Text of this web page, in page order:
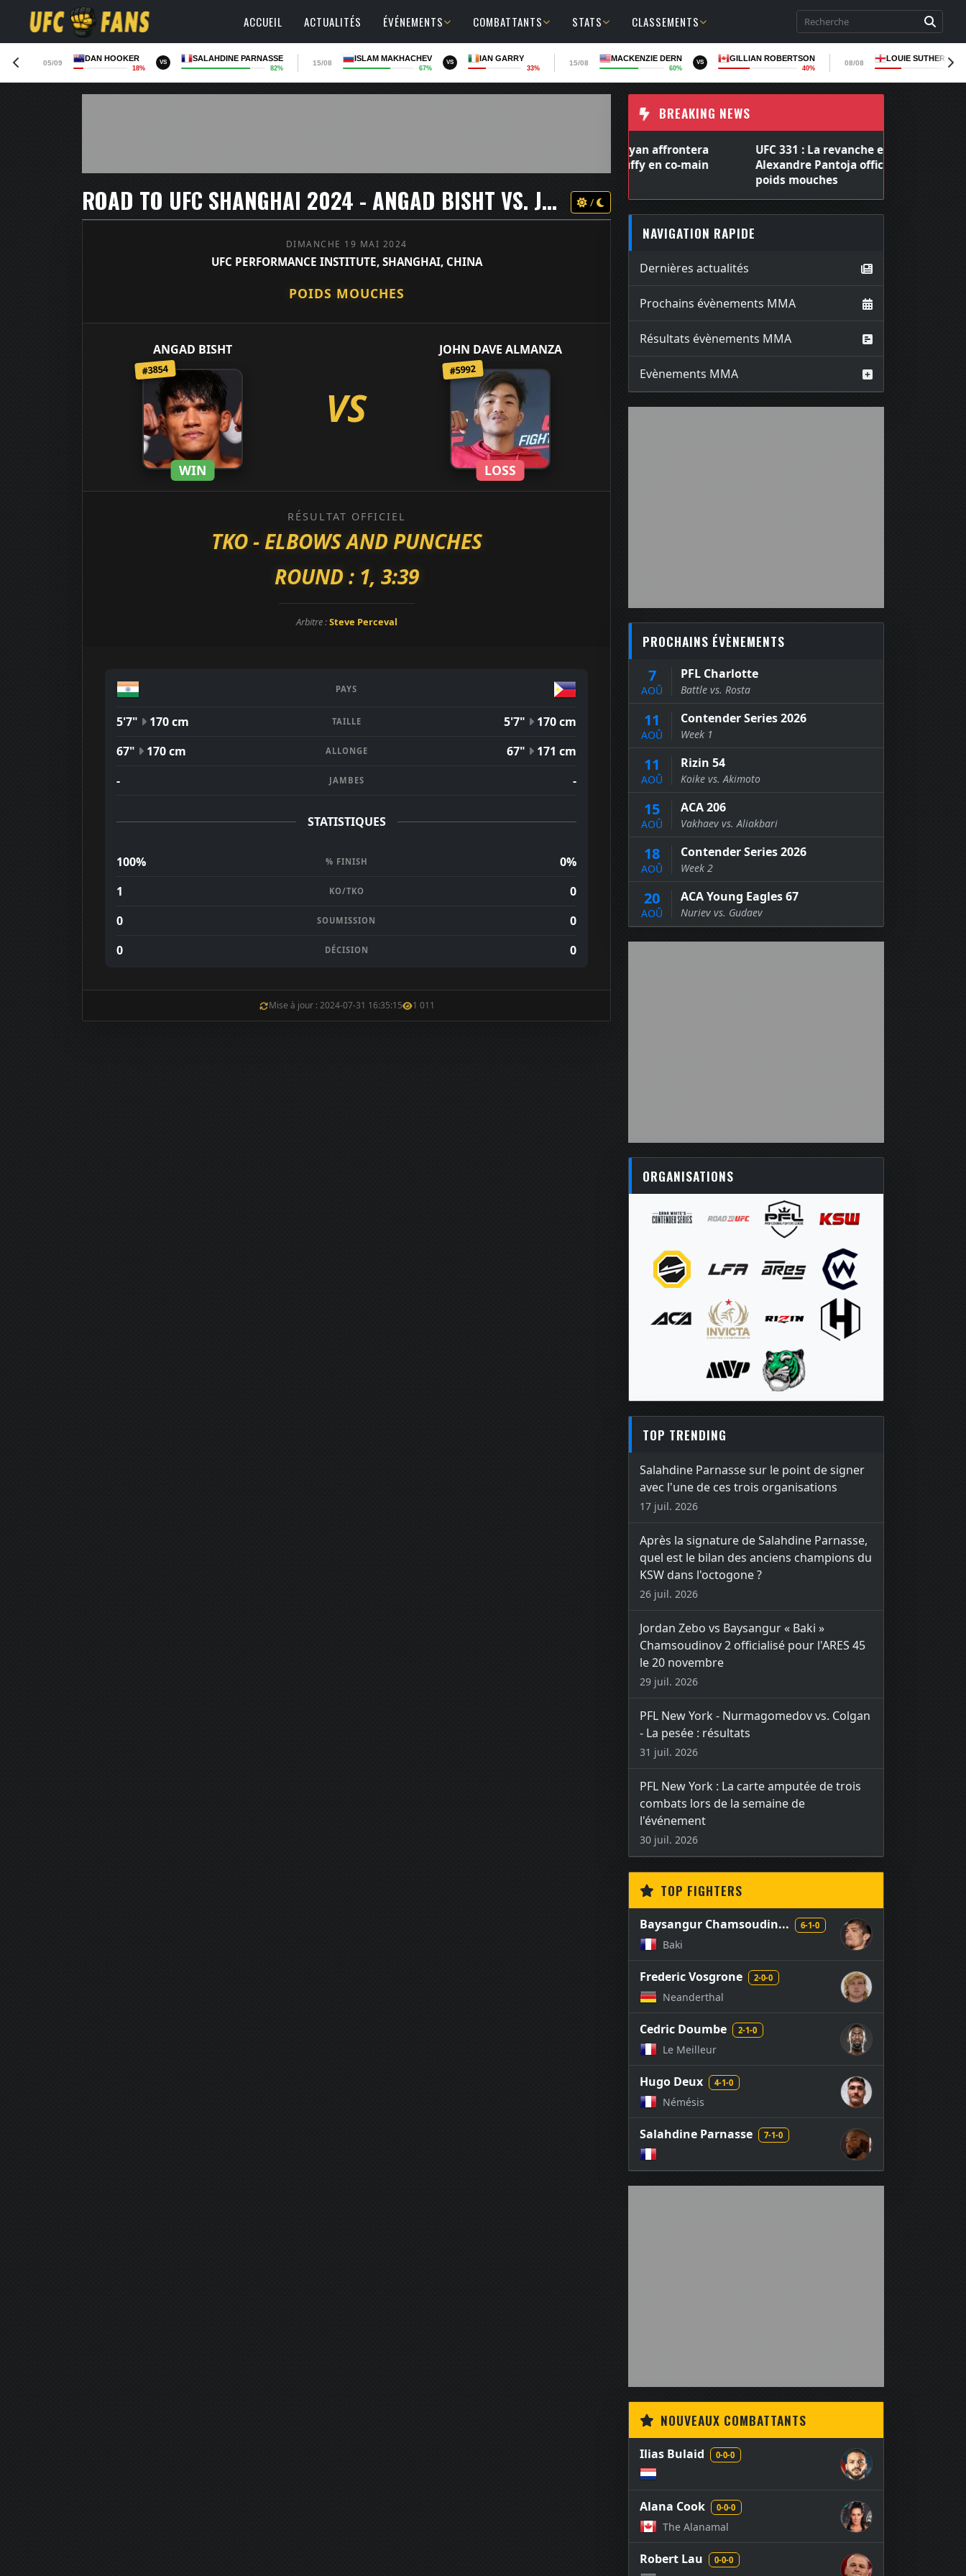
ACCUEIL ACTUALITÉS ÉVÉNEMENTS COMBATTANTS STATS CLASSEMENTS
05/09
DAN HOOKER
18%
VS SALAHDINE PARNASSE
82%
15/08
ISLAM MAKHACHEV
67%
VS IAN GARRY
33%
15/08
MACKENZIE DERN
60%
VS GILLIAN ROBERTSON
40%
08/08
LOUIE
ROAD TO UFC SHANGHAI 2024 - ANGAD BISHT VS. JOHN DAVE ALMANZA /
DIMANCHE 19 MAI 2024
UFC PERFORMANCE INSTITUTE, SHANGHAI, CHINA
POIDS MOUCHES
ANGAD BISHT
#3854
WIN
VS
JOHN DAVE ALMANZA
#5992
LOSS
RÉSULTAT OFFICIEL
TKO - ELBOWS AND PUNCHES
ROUND : 1, 3:39
Arbitre :Steve Perceval
PAYS
5'7" 170 cm TAILLE 5'7"
170 cm
67"
170 cm ALLONGE 67"
171 cm
-
JAMBES -
STATISTIQUES
100% % FINISH
0%
1
KO/TKO
0
0
SOUMISSION
0
0
DÉCISION 0
Mise à jour : 2024-07-31 16:35:15 1 011
BREAKING NEWS
UFC 331 : La revanche entre Joshua Van et
Alexandre Pantoja officialisée chez les
NAVIGATION RAPIDE
Dernières actualités
Prochains évènements MMA
Résultats évènements MMA
Evènements MMA
PROCHAINS ÉVÈNEMENTS
7
AOÛ
PFL Charlotte
Battle vs. Rosta
11
AOÛ
Contender Series 2026
Week 1
11
AOÛ
Rizin 54
Koike vs. Akimoto
15
AOÛ
ACA 206
Vakhaev vs. Aliakbari
18
AOÛ
Contender Series 2026
Week 2
20
AOÛ
ACA Young Eagles 67
Nuriev vs. Gudaev
ORGANISATIONS
TOP TRENDING
Salahdine Parnasse sur le point de signer
avec l'une de ces trois organisations
17 juil. 2026
Après la signature de Salahdine Parnasse,
quel est le bilan des anciens champions du
KSW dans l'octogone ?
26 juil. 2026
Jordan Zebo vs Baysangur « Baki »
Chamsoudinov 2 officialisé pour l'ARES 45
le 20 novembre
29 juil. 2026
PFL New York - Nurmagomedov vs. Colgan
- La pesée : résultats
31 juil. 2026
PFL New York : La carte amputée de trois
combats lors de la semaine de
l'événement
30 juil. 2026
TOP FIGHTERS
Baysangur Chamsoudin... 6-1-0
Baki
Frederic Vosgrone 2-0-0
Neanderthal
Cedric Doumbe 2-1-0
Le Meilleur
Hugo Deux 4-1-0
Némésis
Salahdine Parnasse 7-1-0
NOUVEAUX COMBATTANTS
Ilias Bulaid 0-0-0
Alana Cook 0-0-0
The Alanamal
Robert Lau 0-0-0